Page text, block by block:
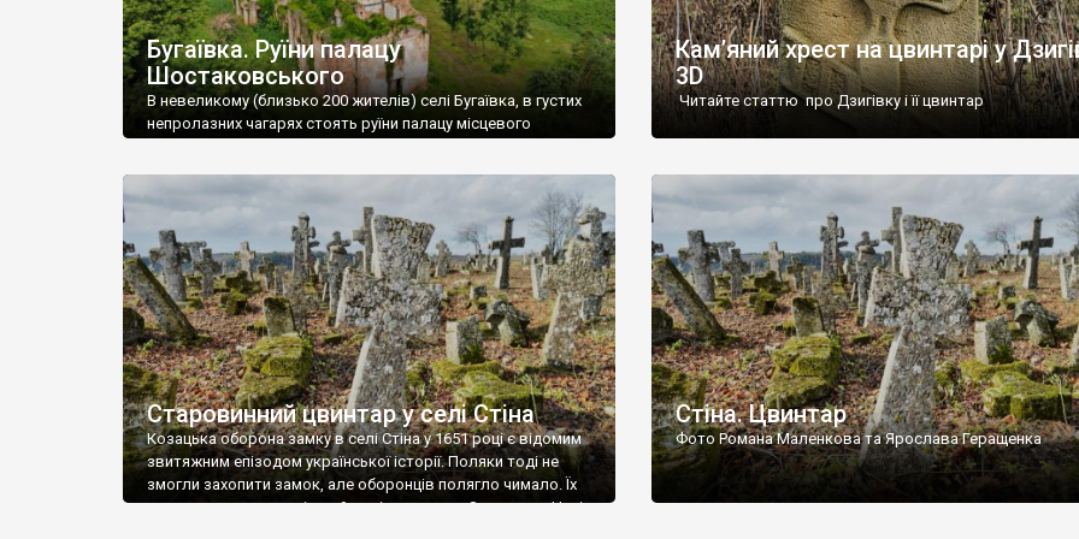
Бугаївка. Руїни палацу
Шостаковського
В невеликому (близько 200 жителів) селі Бугаївка, в густих
непролазних чагарях стоять руїни палацу місцевого
потім клуб, ще пізніше – гуртожиток. У 60-х роках минулого
століття тут розмістили туберкульозну лікарню. Коли із
палацу виїхала лікарня – ми точно не […]
Кам’яний хрест на цвинтарі у
3D
Читайте статтю про Дзигівку і її цвинтар
Старовинний цвинтар у селі Стіна
Козацька оборона замку в селі Стіна у 1651 році є відомим
звитяжним епізодом української історії. Поляки тоді не
змогли захопити замок, але оборонців полягло чимало. Їх
поховали на цвинтарі, який тоді називався Замковим. Нині
Стіна. Цвинтар
Фото Романа Маленкова та Ярослава Геращенка